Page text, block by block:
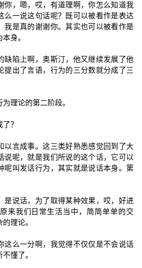
你，嗯，哎，有道理啊，你怎么知道我
么一说这句话呢？既可以被看作是表达
我是真的谢谢你。其实也可以被看作是
身。
缺陷上啊，奥斯汀，他又继续发展了他
提出了言语，行为的三分数就分成了三
理论的第二阶段。
？
以言成事。这三类好熟悉感觉回到了大
说呢，就是我们所说的这个话，它可以
呢叫发话行为，其实就是说话本身。第
是说话，为了取得某种效果，哎，好进
来我们日常生活当中，简简单单的交
理论。
这么一分啊，我觉得不仅仅是不会说话
懂了。